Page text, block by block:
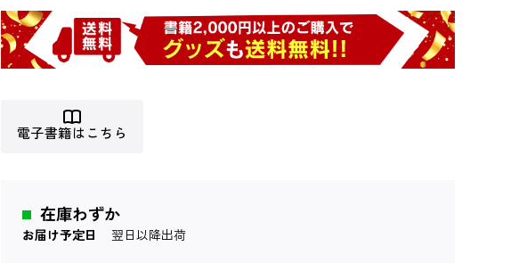
電子書籍はこちら
在庫わずか
お届け予定日 翌日以降出荷